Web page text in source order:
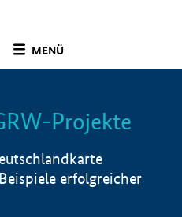
MENÜ
Info
Projekte
erfolgreicher